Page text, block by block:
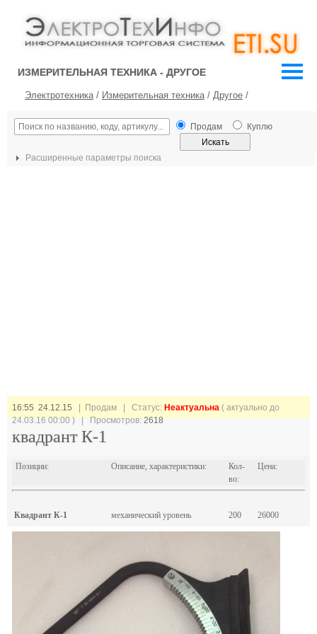
ИЗМЕРИТЕЛЬНАЯ ТЕХНИКА - ДРУГОЕ
Электротехника/ Измерительная техника/ Другое /
Продам Куплю
Расширенные параметры поиска
16:55 24.12.15 | Продам | Статус: Неактуальна ( актуально до
24.03.16 00:00 ) | Просмотров:2618
квадрант К-1
Позиции: Описание, характеристики:
Кол-
во:
Цена:
Квадрант К-1 механический уровень 200 26000